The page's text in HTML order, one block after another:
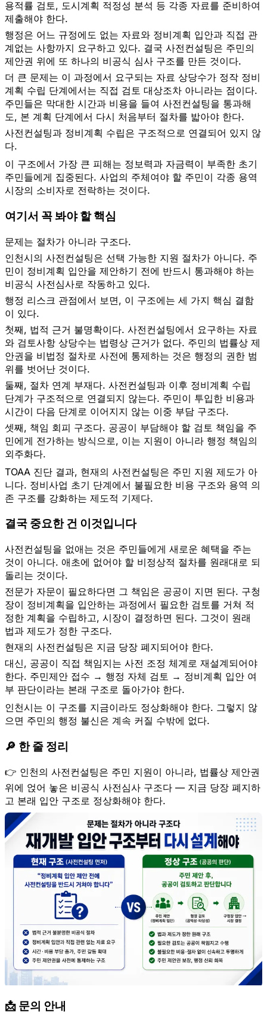
용적률 검토, 도시계획 적정성 분석 등 각종 자료를 준비하여
제출해야 한다.
행정은 어느 규정에도 없는 자료와 정비계획 입안과 직접 관
계없는 사항까지 요구하고 있다. 결국 사전컨설팅은 주민의
제안권 위에 또 하나의 비공식 심사 구조를 만든 것이다.
더 큰 문제는 이 과정에서 요구되는 자료 상당수가 정작 정비
계획 수립 단계에서는 직접 검토 대상조차 아니라는 점이다.
주민들은 막대한 시간과 비용을 들여 사전컨설팅을 통과해
도, 본 계획 단계에서 다시 처음부터 절차를 밟아야 한다.
사전컨설팅과 정비계획 수립은 구조적으로 연결되어 있지 않
다.
이 구조에서 가장 큰 피해는 정보력과 자금력이 부족한 초기
주민들에게 집중된다. 사업의 주체여야 할 주민이 각종 용역
시장의 소비자로 전락하는 것이다.
여기서 꼭 봐야 할 핵심
문제는 절차가 아니라 구조다.
인천시의 사전컨설팅은 선택 가능한 지원 절차가 아니다. 주
민이 정비계획 입안을 제안하기 전에 반드시 통과해야 하는
비공식 사전심사로 작동하고 있다.
행정 리스크 관점에서 보면, 이 구조에는 세 가지 핵심 결함
이 있다.
첫째, 법적 근거 불명확이다. 사전컨설팅에서 요구하는 자료
와 검토사항 상당수는 법령상 근거가 없다. 주민의 법률상 제
안권을 비법정 절차로 사전에 통제하는 것은 행정의 권한 범
위를 벗어난 것이다.
둘째, 절차 연계 부재다. 사전컨설팅과 이후 정비계획 수립
단계가 구조적으로 연결되지 않는다. 주민이 투입한 비용과
시간이 다음 단계로 이어지지 않는 이중 부담 구조다.
셋째, 책임 회피 구조다. 공공이 부담해야 할 검토 책임을 주
민에게 전가하는 방식으로, 이는 지원이 아니라 행정 책임의
외주화다.
TOAA 진단 결과, 현재의 사전컨설팅은 주민 지원 제도가 아
니다. 정비사업 초기 단계에서 불필요한 비용 구조와 용역 의
존 구조를 강화하는 제도적 기제다.
결국 중요한 건 이것입니다
사전컨설팅을 없애는 것은 주민들에게 새로운 혜택을 주는
것이 아니다. 애초에 없어야 할 비정상적 절차를 원래대로 되
돌리는 것이다.
전문가 자문이 필요하다면 그 책임은 공공이 지면 된다. 구청
장이 정비계획을 입안하는 과정에서 필요한 검토를 거쳐 적
정한 계획을 수립하고, 시장이 결정하면 된다. 그것이 원래
법과 제도가 정한 구조다.
현재의 사전컨설팅은 지금 당장 폐지되어야 한다.
대신, 공공이 직접 책임지는 사전 조정 체계로 재설계되어야
한다. 주민제안 접수 → 행정 자체 검토 → 정비계획 입안 여
부 판단이라는 본래 구조로 돌아가야 한다.
인천시는 이 구조를 지금이라도 정상화해야 한다. 그렇지 않
으면 주민의 행정 불신은 계속 커질 수밖에 없다.
🔎 한 줄 정리
👉 인천의 사전컨설팅은 주민 지원이 아니라, 법률상 제안권
위에 얹어 놓은 비공식 사전심사 구조다 — 지금 당장 폐지하
고 본래 입안 구조로 정상화해야 한다.
📩 문의 안내